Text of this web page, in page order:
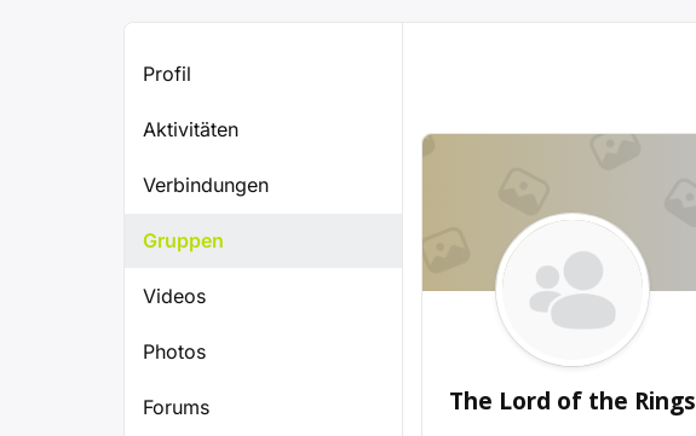
Profil
Aktivitäten
Verbindungen
Gruppen
Videos
Photos
Forums The Lord of the Rings